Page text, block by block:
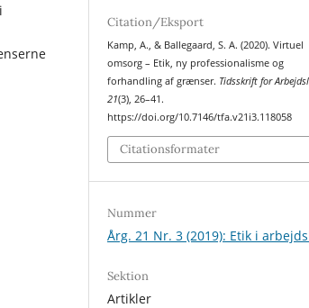
Citation/Eksport
Kamp, A., & Ballegaard, S. A. (2020). Virtuel
omsorg – Etik, ny professionalisme og
forhandling af grænser. Tidsskrift for
21(3), 26–41.
https://doi.org/10.7146/tfa.v21i3.118058
Citationsformater
Nummer
Årg. 21 Nr. 3 (2019): Etik i
Sektion
Artikler